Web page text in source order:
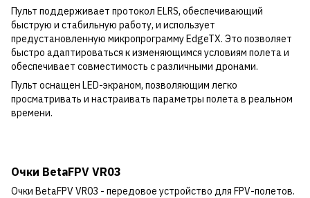
Пульт поддерживает протокол ELRS, обеспечивающий
быструю и стабильную работу, и использует
предустановленную микропрограмму EdgeTX. Это позволяет
быстро адаптироваться к изменяющимся условиям полета и
обеспечивает совместимость с различными дронами.
Пульт оснащен LED-экраном, позволяющим легко
просматривать и настраивать параметры полета в реальном
времени.
Очки BetaFPV VR03
Очки BetaFPV VR03 - передовое устройство для FPV-полетов.